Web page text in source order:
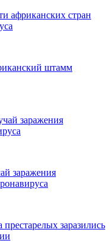
африканских стран
штамм
заражения
заражения
заразились